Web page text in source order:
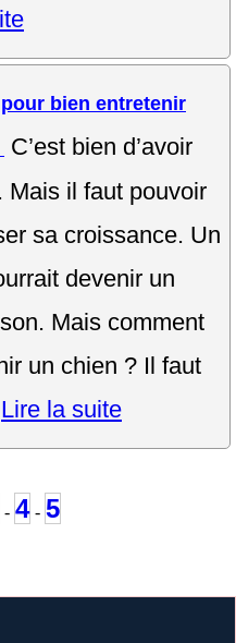
bien entretenir
C’est bien d’avoir
Mais il faut pouvoir
sa croissance. Un
devenir un
Mais comment
un chien ? Il faut
Lire la suite
- 4- 5